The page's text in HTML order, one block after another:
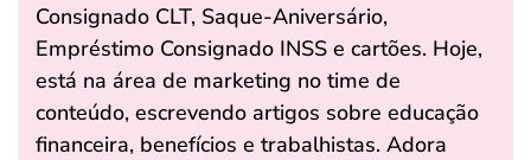
Consignado CLT, Saque-Aniversário,
Empréstimo Consignado INSS e cartões. Hoje,
está na área de marketing no time de
conteúdo, escrevendo artigos sobre educação
financeira, benefícios e trabalhistas. Adora